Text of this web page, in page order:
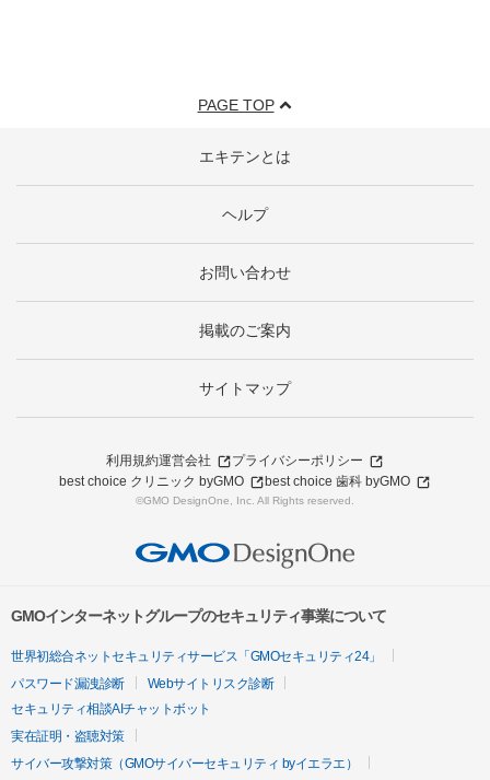
PAGE TOP
エキテンとは
ヘルプ
お問い合わせ
掲載のご案内
サイトマップ
利用規約運営会社
プライバシーポリシー
best choice クリニック byGMO
best choice 歯科 byGMO
©GMO DesignOne, Inc. All Rights reserved.
GMOインターネットグループのセキュリティ事業について
世界初総合ネットセキュリティサービス「GMOセキュリティ24」
パスワード漏洩診断
Webサイトリスク診断
セキュリティ相談AIチャットボット
実在証明・盗聴対策
サイバー攻撃対策（GMOサイバーセキュリティ byイエラエ）